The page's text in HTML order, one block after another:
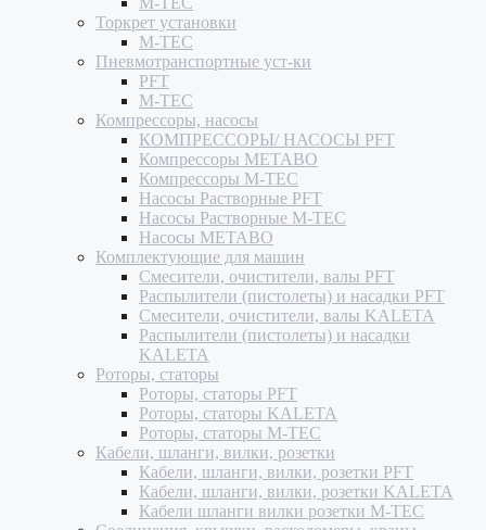
Торкрет установки
M-TEC
Пневмотранспортные уст-ки
PFT
M-TEC
Компрессоры, насосы
КОМПРЕССОРЫ/ НАСОСЫ PFT
Компрессоры METABO
Компрессоры M-TEC
Насосы Растворные PFT
Насосы Растворные M-TEC
Насосы METABO
Комплектующие для машин
Смесители, очистители, валы PFT
Распылители (пистолеты) и насадки PFT
Смесители, очистители, валы KALETA
Распылители (пистолеты) и насадки
KALETA
Роторы, статоры
Роторы, статоры PFT
Роторы, статоры KALETA
Роторы, статоры M-TEC
Кабели, шланги, вилки, розетки
Кабели, шланги, вилки, розетки PFT
Кабели, шланги, вилки, розетки KALETA
Кабели шланги вилки розетки M-TEC